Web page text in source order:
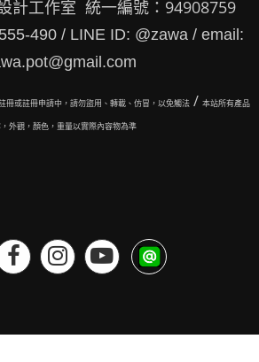
計工作室 統一編號：94908759
490 / LINE ID: @zawa / email:
冊或註冊申請中，請勿盜用、轉載、仿冒，以免觸法 / 本站所有產品
外觀，顏色，重量以實際內容物為準